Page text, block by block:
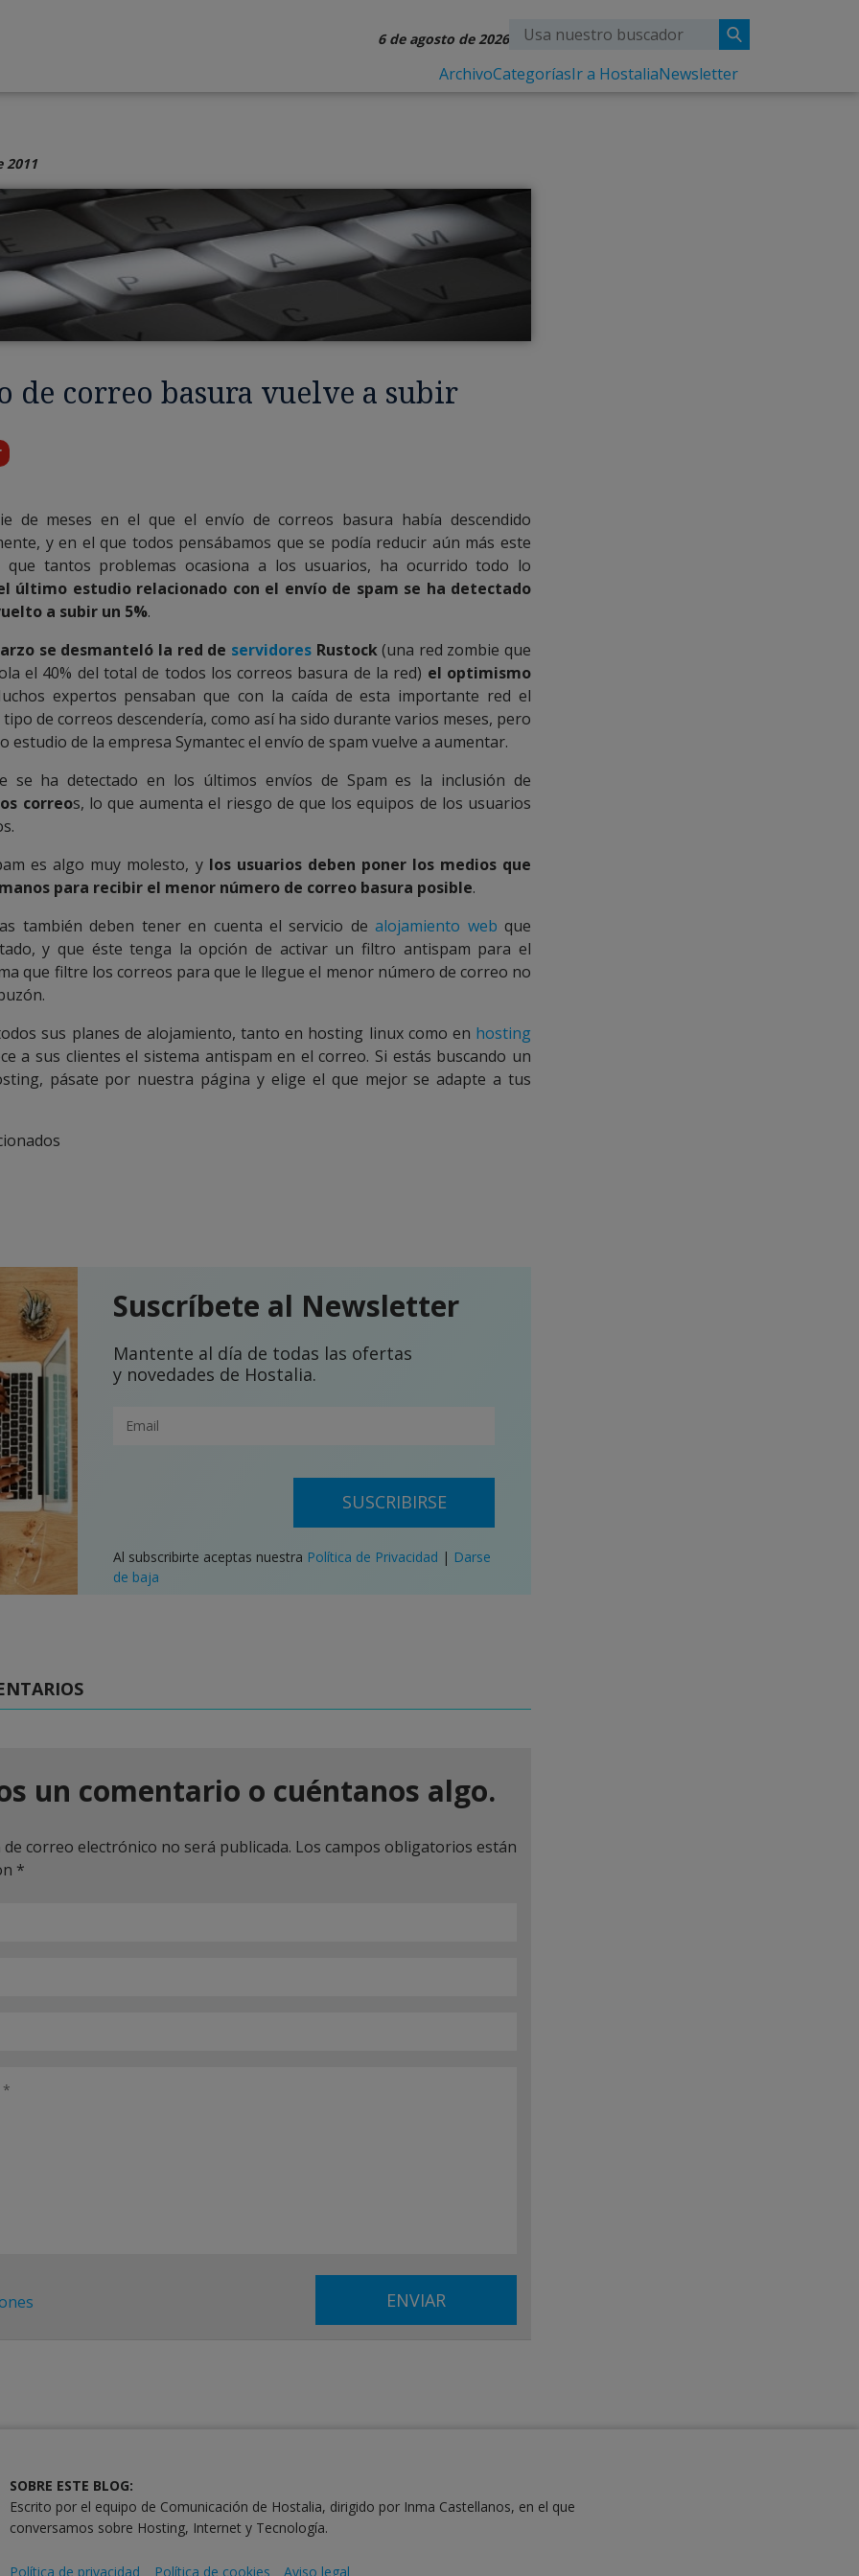
6 de agosto de 2026
ArchivoCategoríasIr a HostaliaNewsletter
2011
de correo basura vuelve a subir
de meses en el que el envío de correos basura había descendido
y en el que todos pensábamos que se podía reducir aún más este
tantos problemas ocasiona a los usuarios, ha ocurrido todo lo
último estudio relacionado con el envío de spam se ha detectado
a subir un 5%.
se desmanteló la red de servidoresRustock(una red zombie que
el 40% del total de todos los correos basura de la red) el optimismo
expertos pensaban que con la caída de esta importante red el
de correos descendería, como así ha sido durante varios meses, pero
estudio de la empresa Symantec el envío de spam vuelve a aumentar.
se ha detectado en los últimos envíos de Spam es la inclusión de
correos, lo que aumenta el riesgo de que los equipos de los usuarios
es algo muy molesto, y los usuarios deben poner los medios que
para recibir el menor número de correo basura posible.
también deben tener en cuenta el servicio dealojamiento web que
y que éste tenga la opción de activar un filtro antispam para el
que filtre los correos para que le llegue el menor número de correo no
sus planes de alojamiento, tanto en hosting linux como en hosting
a sus clientes el sistema antispam en el correo. Si estás buscando un
pásate por nuestra página y elige el que mejor se adapte a tus
Suscríbete al Newsletter
Mantente al día de todas las ofertas
y novedades de Hostalia.
SUSCRIBIRSE
Al subscribirte aceptas nuestra Política de Privacidad | Darse
de baja
un comentario o cuéntanos algo.
correo electrónico no será publicada. Los campos obligatorios están
*
SOBRE ESTE BLOG:
Escrito por el equipo de Comunicación de Hostalia, dirigido por Inma Castellanos, en el que
conversamos sobre Hosting, Internet y Tecnología.
Política de privacidad Política de cookies Aviso legal